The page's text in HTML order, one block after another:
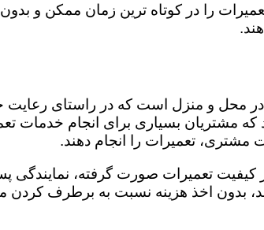
را در کوتاه ترین زمان ممکن و
در محل و منزل است که در راستای
بسیاری برای انجام خدمات
تعمیرات را انجام دهند.
کیفیت تعمیرات صورت گرفته،
بدون اخذ هزینه نسبت به برطرف کردن